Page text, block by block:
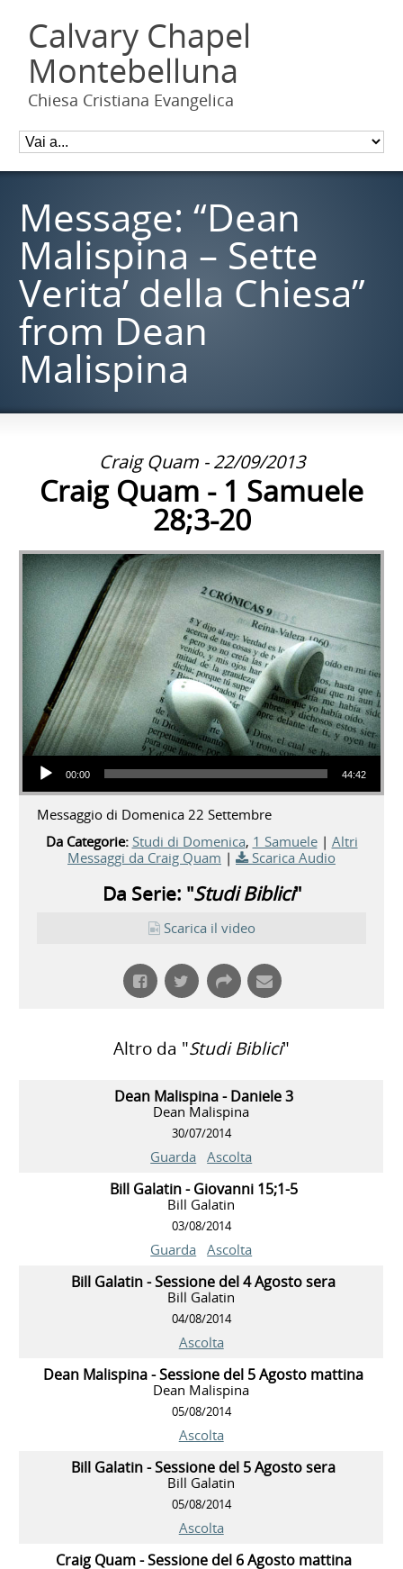
Calvary Chapel
Montebelluna
Chiesa Cristiana Evangelica
Message: “Dean
Malispina – Sette
Verita’ della Chiesa”
from Dean
Malispina
Craig Quam - 22/09/2013
Craig Quam - 1 Samuele
28;3-20
Audio Player
00:00 44:42
Messaggio di Domenica 22 Settembre
Da Categorie: Studi di Domenica, 1 Samuele| Altri
Messaggi da Craig Quam | Scarica Audio
Da Serie: "Studi Biblici"
Scarica il video
Altro da "Studi Biblici"
Dean Malispina - Daniele 3
Dean Malispina
30/07/2014
Guarda Ascolta
Bill Galatin - Giovanni 15;1-5
Bill Galatin
03/08/2014
Guarda Ascolta
Bill Galatin - Sessione del 4 Agosto sera
Bill Galatin
04/08/2014
Ascolta
Dean Malispina - Sessione del 5 Agosto mattina
Dean Malispina
05/08/2014
Ascolta
Bill Galatin - Sessione del 5 Agosto sera
Bill Galatin
05/08/2014
Ascolta
Craig Quam - Sessione del 6 Agosto mattina